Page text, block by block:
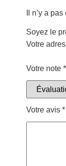
Il n’y a
Soyez le
Votre
Votre note *
Votre avis *